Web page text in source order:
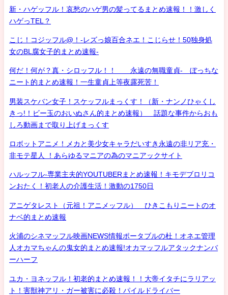
新・ハゲッフル！哀愁のハゲ男の髪ってるまとめ速報！！激しく
ハゲっTEL？
こじ！コジッフル@！-レズっ娘百合ネエ！こじらせ！50独身処
女のBL腐女子的まとめ速報-
何だ！何が？真・シロッフル！！ 永遠の無職童貞- ぼっちな
ニート的まとめ速報！一生童貞上等夜露死苦！
男装スケバン女子！スケッフルまっくす！（新・ナンノひゃくし
きっ!！ビー玉のおいぬさん的まとめ速報） 話題な事件からおも
しろ動画まで取り上げまっくす
ロボットアニメ！メカと美少女キャラだいすき永遠の非リア充・
非モテ星人 ！あらゆるマニアの為のマニアックサイト
ハルッフル-専業主夫的YOUTUBERまとめ速報！キモデブロリコ
ンおたく！初老人の介護生活！激動の1750日
アニゲタレスト（元祖！アニメッフル） ひきこもりニートのオ
ナベ的まとめ速報
火浦のシネマッフル映画NEWS情報ポータブルの杜！オネエ管理
人オカマちゃんの鬼女的まとめ速報!オカマッフルアタックナンバ
ーハーフ
ユカ・ヨネッフル！初老的まとめ速報！！大帝イタチにラリアッ
ト！害獣神アリ・ガー被害に必殺！パイルドライバー